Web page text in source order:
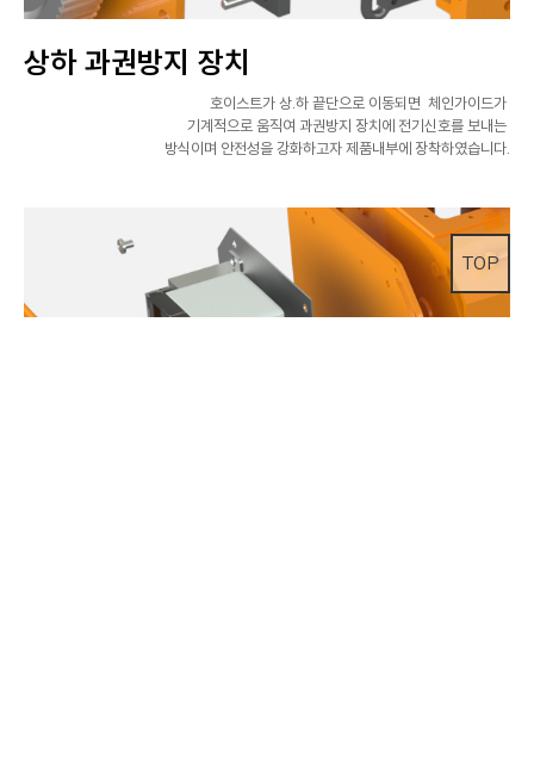
상하 과권방지 장치
호이스트가 상.하 끝단으로 이동되면 체인가이드가
기계적으로 움직여 과권방지 장치에 전기신호를 보내는
방식이며 안전성을 강화하고자 제품내부에 장착하였습니다.
TOP